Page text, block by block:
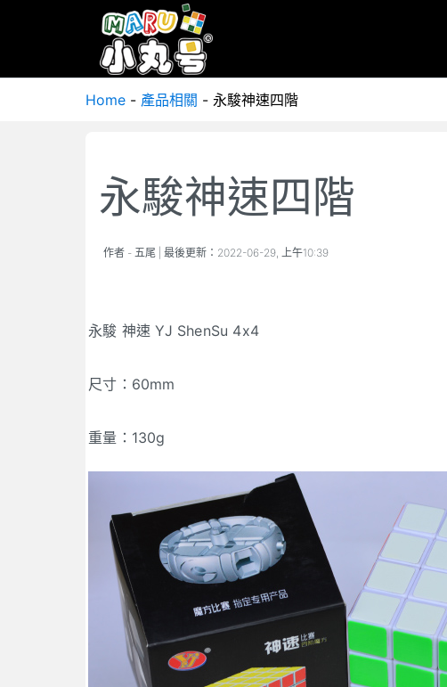
Home - 產品相關 - 永駿神速四階
永駿神速四階
作者 - 五尾 | 最後更新： 2022-06-29, 上午10:39
永駿 神速 YJ ShenSu 4x4
尺寸：60mm
重量：130g